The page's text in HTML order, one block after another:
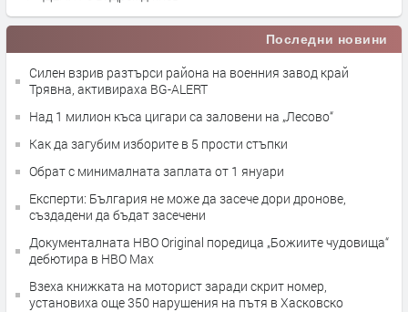
Последни новини
Силен взрив разтърси района на военния завод край
Трявна, активираха BG-ALERT
Над 1 милион къса цигари са заловени на „Лесово“
Как да загубим изборите в 5 прости стъпки
Обрат с минималната заплата от 1 януари
Експерти: България не може да засече дори дронове,
създадени да бъдат засечени
Документалната HBO Original поредица „Божиите чудовища“
дебютира в HBO Max
Взеха книжката на моторист заради скрит номер,
установиха още 350 нарушения на пътя в Хасковско